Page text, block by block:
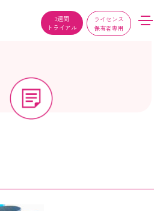
3週間
トライアル
ライセンス
保有者専用